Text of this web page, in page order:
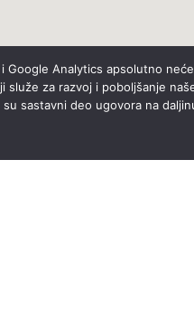
Analytics apsolutno
za razvoj i poboljšanje
sastavni deo ugovora na